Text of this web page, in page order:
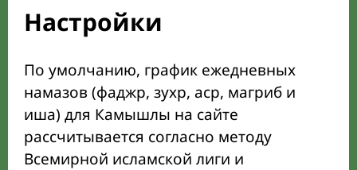
Настройки
По умолчанию, график ежедневных
намазов (фаджр, зухр, аср, магриб и
иша) для Камышлы на сайте
рассчитывается согласно методу
Всемирной исламской лиги и